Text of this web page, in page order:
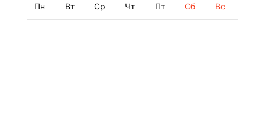
Пн Вт Ср Чт Пт Сб Вс